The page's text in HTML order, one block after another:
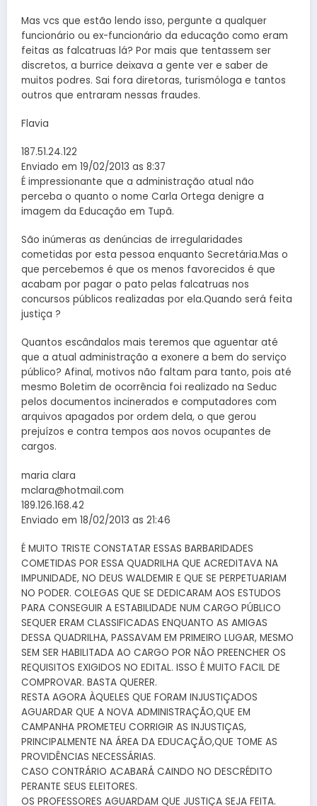
Mas vcs que estão lendo isso, pergunte a qualquer
funcionário ou ex-funcionário da educação como eram
feitas as falcatruas lá? Por mais que tentassem ser
discretos, a burrice deixava a gente ver e saber de
muitos podres. Sai fora diretoras, turismóloga e tantos
outros que entraram nessas fraudes.
Flavia
187.51.24.122
Enviado em 19/02/2013 as 8:37
É impressionante que a administração atual não
perceba o quanto o nome Carla Ortega denigre a
imagem da Educação em Tupã.
São inúmeras as denúncias de irregularidades
cometidas por esta pessoa enquanto Secretária.Mas o
que percebemos é que os menos favorecidos é que
acabam por pagar o pato pelas falcatruas nos
concursos públicos realizadas por ela.Quando será feita
justiça ?
Quantos escândalos mais teremos que aguentar até
que a atual administração a exonere a bem do serviço
público? Afinal, motivos não faltam para tanto, pois até
mesmo Boletim de ocorrência foi realizado na Seduc
pelos documentos incinerados e computadores com
arquivos apagados por ordem dela, o que gerou
prejuízos e contra tempos aos novos ocupantes de
cargos.
maria clara
mclara@hotmail.com
189.126.168.42
Enviado em 18/02/2013 as 21:46
É MUITO TRISTE CONSTATAR ESSAS BARBARIDADES
COMETIDAS POR ESSA QUADRILHA QUE ACREDITAVA NA
IMPUNIDADE, NO DEUS WALDEMIR E QUE SE PERPETUARIAM
NO PODER. COLEGAS QUE SE DEDICARAM AOS ESTUDOS
PARA CONSEGUIR A ESTABILIDADE NUM CARGO PÚBLICO
SEQUER ERAM CLASSIFICADAS ENQUANTO AS AMIGAS
DESSA QUADRILHA, PASSAVAM EM PRIMEIRO LUGAR, MESMO
SEM SER HABILITADA AO CARGO POR NÃO PREENCHER OS
REQUISITOS EXIGIDOS NO EDITAL. ISSO É MUITO FACIL DE
COMPROVAR. BASTA QUERER.
RESTA AGORA ÀQUELES QUE FORAM INJUSTIÇADOS
AGUARDAR QUE A NOVA ADMINISTRAÇÃO,QUE EM
CAMPANHA PROMETEU CORRIGIR AS INJUSTIÇAS,
PRINCIPALMENTE NA ÁREA DA EDUCAÇÃO,QUE TOME AS
PROVIDÊNCIAS NECESSÁRIAS.
CASO CONTRÁRIO ACABARÁ CAINDO NO DESCRÉDITO
PERANTE SEUS ELEITORES.
OS PROFESSORES AGUARDAM QUE JUSTIÇA SEJA FEITA.